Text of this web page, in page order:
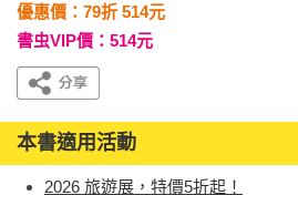
優惠價：79折 514元
書虫VIP價：514元
本書適用活動
2026 旅遊展，特價5折起！